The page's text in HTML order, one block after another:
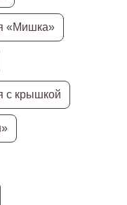
«Мишка»
с крышкой